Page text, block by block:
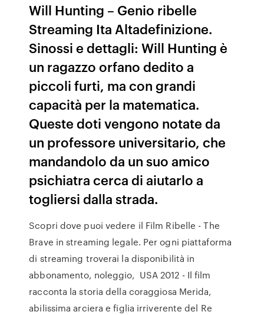
Will Hunting – Genio ribelle
Streaming Ita Altadefinizione.
Sinossi e dettagli: Will Hunting è
un ragazzo orfano dedito a
piccoli furti, ma con grandi
capacità per la matematica.
Queste doti vengono notate da
un professore universitario, che
mandandolo da un suo amico
psichiatra cerca di aiutarlo a
togliersi dalla strada.
Scopri dove puoi vedere il Film Ribelle - The
Brave in streaming legale. Per ogni piattaforma
di streaming troverai la disponibilità in
abbonamento, noleggio, USA 2012 - Il film
racconta la storia della coraggiosa Merida,
abilissima arciera e figlia irriverente del Re